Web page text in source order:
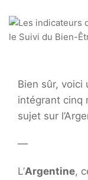
Bien sûr, voici
intégrant cinq
sujet sur
—
L’Argentine,